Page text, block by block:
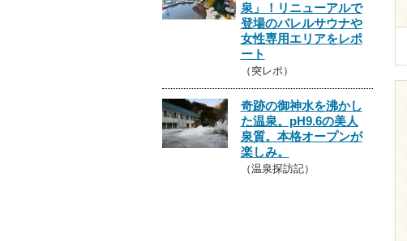
泉」！リニューアルで
登場のバレルサウナや
女性専用エリアをレポ
ート
（突レポ）
奇跡の御神水を沸かし
た温泉。pH9.6の美人
泉質。本格オープンが
楽しみ。
（温泉探訪記）